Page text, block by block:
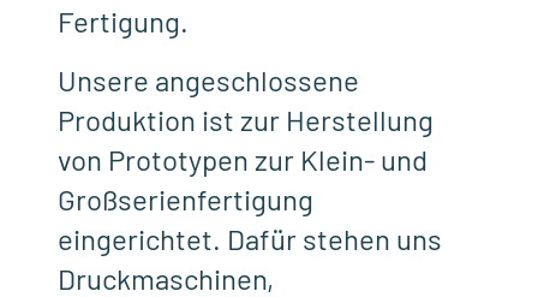
Fertigung.
Unsere angeschlossene
Produktion ist zur Herstellung
von Prototypen zur Klein- und
Großserienfertigung
eingerichtet. Dafür stehen uns
Druckmaschinen,